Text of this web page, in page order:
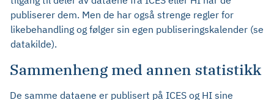
publiserer dem. Men de har også strenge regler for
likebehandling og følger sin egen publiseringskalender (se
datakilde).
Sammenheng med annen statistikk
De samme dataene er publisert på ICES og HI sine